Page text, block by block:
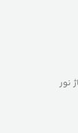
نور